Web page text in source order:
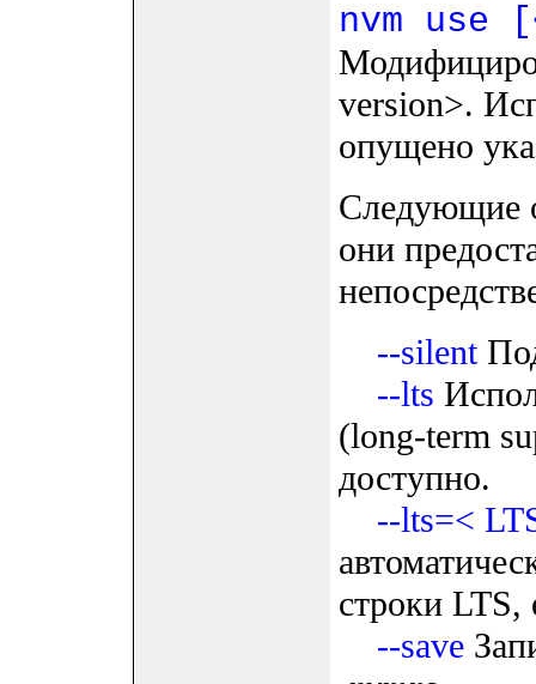
nvm use
version>.
опущено
Следующие
они
--silent
--lts
(long-term
доступно.
--lts=<
строки LTS,
--save